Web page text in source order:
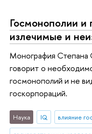
Госмонополии
излечимые и
Монография Степана
говорит о
госмонополий и не
госкорпораций.
Наука IQ
влияние